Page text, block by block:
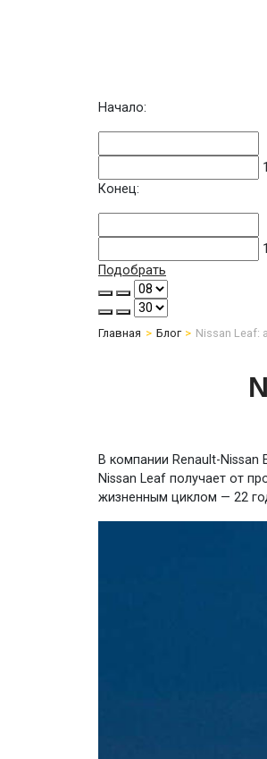
Начало:
Конец:
Подобрать
Главная Блог Nissan Leaf:
В компании Renault-Nissan
Nissan Leaf получает от
жизненным циклом — 22